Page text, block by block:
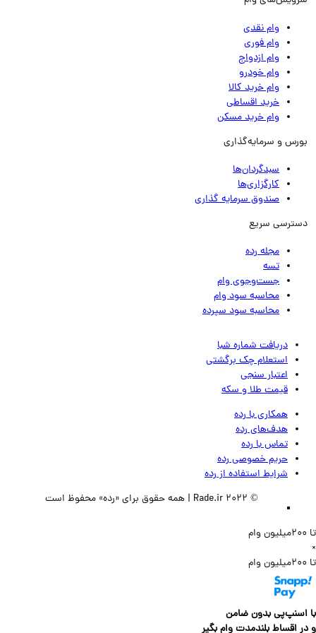
وام نقدی
وام فوری
وام ازدواج
وام خودرو
وام خرید کالا
خرید اقساطی
وام خرید مسکن
و سرمایه‌گذاری
سبدگردان‌ها
کارگزاری‌ها
صندوق سرمایه گذاری
سریع
مجله رده
تسه
جست‌وجوی وام
محاسبه سود وام
محاسبه سود سپرده
دریافت شماره شبا
استعلام چک برگشتی
اعتبار سنجی
قیمت طلا و سکه
همکاری با رده
هدف‌های رده
تماس‌ با‌ رده
حریم خصوصی رده
شرایط استفاده از رده
بدون ضامن
بلندمدت وام بگیر